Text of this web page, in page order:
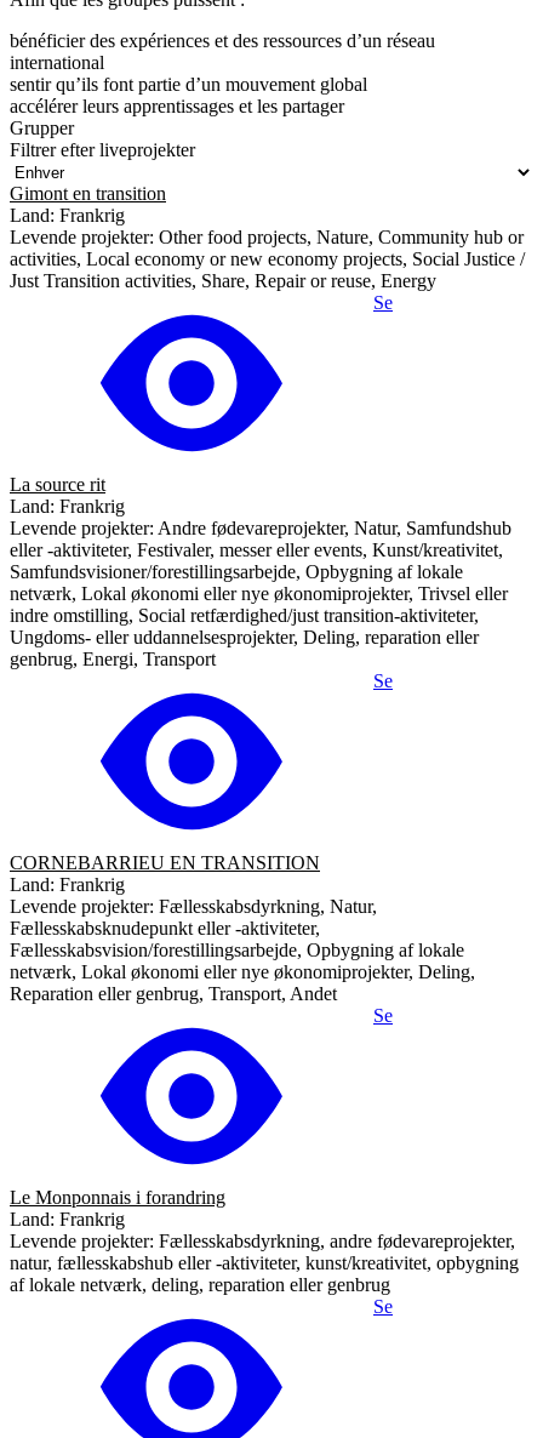
bénéficier des expériences et des ressources d’un réseau
international
sentir qu’ils font partie d’un mouvement global
accélérer leurs apprentissages et les partager
Grupper
Filtrer efter liveprojekter
Gimont en transition
Land: Frankrig
Levende projekter: Other food projects, Nature, Community hub or
activities, Local economy or new economy projects, Social Justice /
Just Transition activities, Share, Repair or reuse, Energy
Se
La source rit
Land: Frankrig
Levende projekter: Andre fødevareprojekter, Natur, Samfundshub
eller -aktiviteter, Festivaler, messer eller events, Kunst/kreativitet,
Samfundsvisioner/forestillingsarbejde, Opbygning af lokale
netværk, Lokal økonomi eller nye økonomiprojekter, Trivsel eller
indre omstilling, Social retfærdighed/just transition-aktiviteter,
Ungdoms- eller uddannelsesprojekter, Deling, reparation eller
genbrug, Energi, Transport
Se
CORNEBARRIEU EN TRANSITION
Land: Frankrig
Levende projekter: Fællesskabsdyrkning, Natur,
Fællesskabsknudepunkt eller -aktiviteter,
Fællesskabsvision/forestillingsarbejde, Opbygning af lokale
netværk, Lokal økonomi eller nye økonomiprojekter, Deling,
Reparation eller genbrug, Transport, Andet
Se
Le Monponnais i forandring
Land: Frankrig
Levende projekter: Fællesskabsdyrkning, andre fødevareprojekter,
natur, fællesskabshub eller -aktiviteter, kunst/kreativitet, opbygning
af lokale netværk, deling, reparation eller genbrug
Se